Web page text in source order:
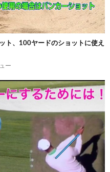
ト、100ヤードのショットに使え
ー